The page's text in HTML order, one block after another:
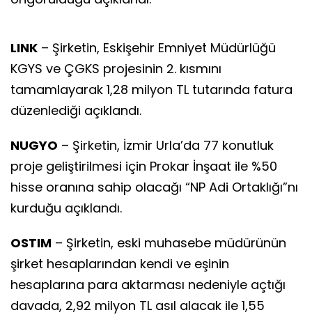
LINK – Şirketin, Eskişehir Emniyet Müdürlüğü
KGYS ve ÇGKS projesinin 2. kısmını
tamamlayarak 1,28 milyon TL tutarında fatura
düzenlediği açıklandı.
NUGYO – Şirketin, İzmir Urla’da 77 konutluk
proje geliştirilmesi için Prokar İnşaat ile %50
hisse oranına sahip olacağı “NP Adi Ortaklığı”nı
kurduğu açıklandı.
OSTIM – Şirketin, eski muhasebe müdürünün
şirket hesaplarından kendi ve eşinin
hesaplarına para aktarması nedeniyle açtığı
davada, 2,92 milyon TL asıl alacak ile 1,55